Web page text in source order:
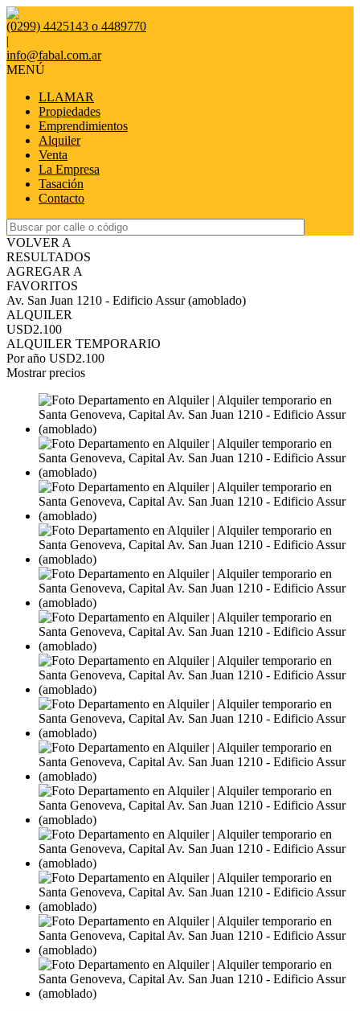
(0299) 4425143 o 4489770
|
info@fabal.com.ar
MENÚ
LLAMAR
Propiedades
Emprendimientos
Alquiler
Venta
La Empresa
Tasación
Contacto
VOLVER A
RESULTADOS
AGREGAR A
FAVORITOS
Av. San Juan 1210 - Edificio Assur (amoblado)
ALQUILER
USD2.100
ALQUILER TEMPORARIO
Por año USD2.100
Mostrar precios